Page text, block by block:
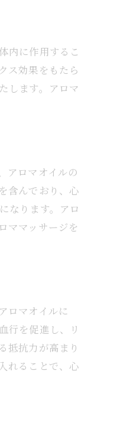
内に作用するこ
ス効果をもたら
します。アロマ
アロマオイルの
含んでおり、心
なります。アロ
ママッサージを
ロマオイルに
行を促進し、リ
抵抗力が高まり
れることで、心